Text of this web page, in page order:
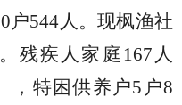
户544人。现枫渔社
。 残疾人家庭 167 人
，特困供养户5 户8